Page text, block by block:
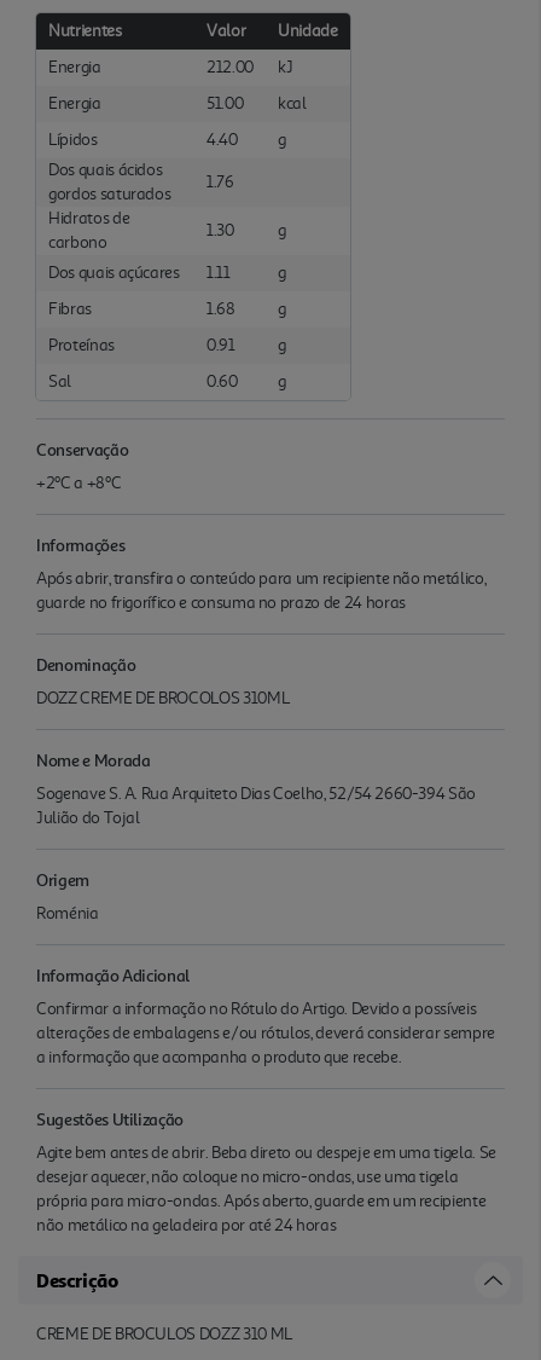
Nutrientes Valor
Unidade
Energia
212.00
kJ
Energia
51.00
kcal
Lípidos
4.40
g
Dos quais ácidos
gordos saturados
1.76
Hidratos de
carbono
1.30 g
Dos quais açúcares 1.11
g
Fibras
1.68
g
Proteínas
0.91
g
Sal
0.60 g
Conservação
+2ºC a +8ºC
Informações
Após abrir, transfira o conteúdo para um recipiente não metálico,
guarde no frigorífico e consuma no prazo de 24 horas
Denominação
DOZZ CREME DE BROCOLOS 310ML
Nome e Morada
Sogenave S. A. Rua Arquiteto Dias Coelho, 52/54 2660-394 São
Julião do Tojal
Origem
Roménia
Informação Adicional
Confirmar a informação no Rótulo do Artigo. Devido a possíveis
alterações de embalagens e/ou rótulos, deverá considerar sempre
a informação que acompanha o produto que recebe.
Sugestões Utilização
Agite bem antes de abrir. Beba direto ou despeje em uma tigela. Se
desejar aquecer, não coloque no micro-ondas, use uma tigela
própria para micro-ondas. Após aberto, guarde em um recipiente
não metálico na geladeira por até 24 horas
Descrição
CREME DE BROCULOS DOZZ 310 ML